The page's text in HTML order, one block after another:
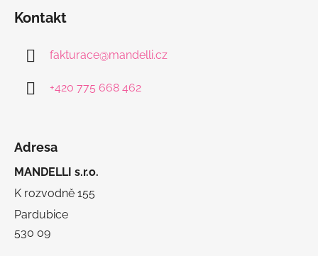
Kontakt
fakturace@mandelli.cz
+420 775 668 462
Adresa
MANDELLI s.r.o.
K rozvodně 155
Pardubice
530 09